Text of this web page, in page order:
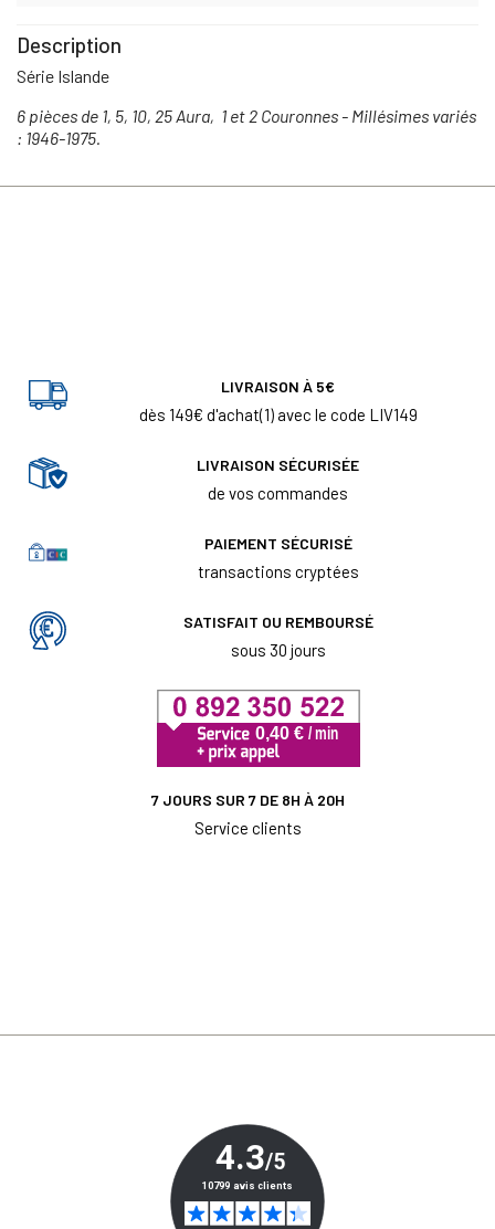
Description
Série Islande
6 pièces de 1, 5, 10, 25 Aura, 1 et 2 Couronnes - Millésimes variés
: 1946-1975.
LIVRAISON À 5€
dès 149€ d'achat(1) avec le code LIV149
LIVRAISON SÉCURISÉE
de vos commandes
PAIEMENT SÉCURISÉ
transactions cryptées
SATISFAIT OU REMBOURSÉ
sous 30 jours
7 JOURS SUR 7 DE 8H À 20H
Service clients